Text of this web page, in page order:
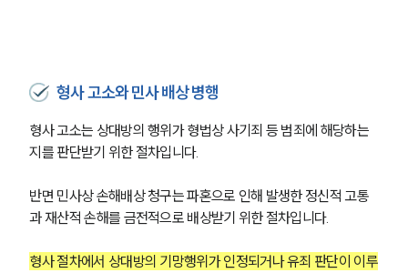
형사 고소와 민사 배상 병행
형사 고소는 상대방의 행위가 형법상 사기죄 등 범죄에 해당하는
지를 판단받기 위한 절차입니다.
반면 민사상 손해배상 청구는 파혼으로 인해 발생한 정신적 고통
과 재산적 손해를 금전적으로 배상받기 위한 절차입니다.
형사 절차에서 상대방의 기망행위가 인정되거나 유죄 판단이 이루